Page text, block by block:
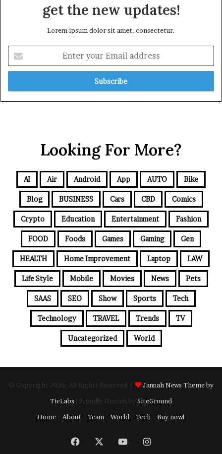
get the new updates!
Lorem ipsum dolor sit amet, consectetur.
Looking For More?
AI Air Android App AUTO Bike
Blog BUSINESS Cars CBD Comics
Crypto Education Entertainment Fashion
FOOD Foods Games Gaming Gen
HEALTH Home Improvement Laptop LAW
Life Style Mobile Movies News Pets
SAAS SEO Show Sports Tech
Technology TRAVEL Trends TV
Uncategorized World
© Copyright 2026, All Rights Reserved |
Jannah News Theme by
TieLabs | Proudly Hosted by SiteGround
Home
About Team World Tech Buy now!